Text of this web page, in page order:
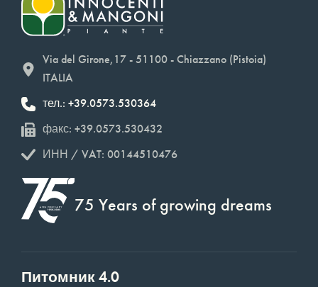
Via del Girone,17 - 51100 - Chiazzano (Pistoia)
ITALIA
тел.: +39.0573.530364
факс: +39.0573.530432
ИНН / VAT: 00144510476
75 Years of growing dreams
Питомник 4.0